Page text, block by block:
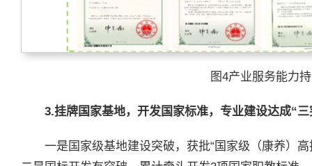
图4产业服务能力
3.挂牌国家基地，开发国家标准，专业建设达成“三
一是国家级基地建设突破，获批“国家级（康养）